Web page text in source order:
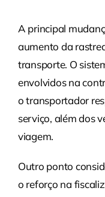
A principal
aumento da
transporte. O
envolvidos na
o transportador
serviço, além dos
viagem.
Outro ponto
o reforço na